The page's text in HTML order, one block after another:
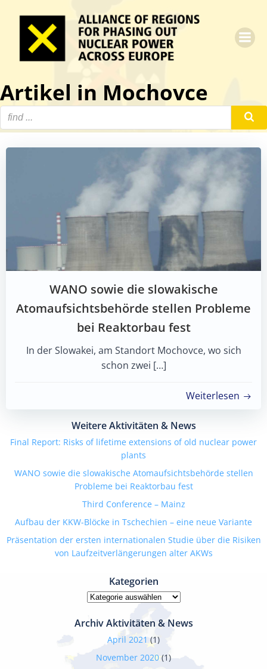
Inhalt
springen
Artikel in Mochovce
WANO sowie die slowakische
Atomaufsichtsbehörde stellen Probleme
bei Reaktorbau fest
In der Slowakei, am Standort Mochovce, wo sich
schon zwei […]
Weiterlesen
Weitere Aktivitäten & News
Final Report: Risks of lifetime extensions of old nuclear power
plants
WANO sowie die slowakische Atomaufsichtsbehörde stellen
Probleme bei Reaktorbau fest
Third Conference – Mainz
Aufbau der KKW-Blöcke in Tschechien – eine neue Variante
Präsentation der ersten internationalen Studie über die Risiken
von Laufzeitverlängerungen alter AKWs
Kategorien
Kategorien
Archiv Aktivitäten & News
April 2021 (1)
November 2020 (1)